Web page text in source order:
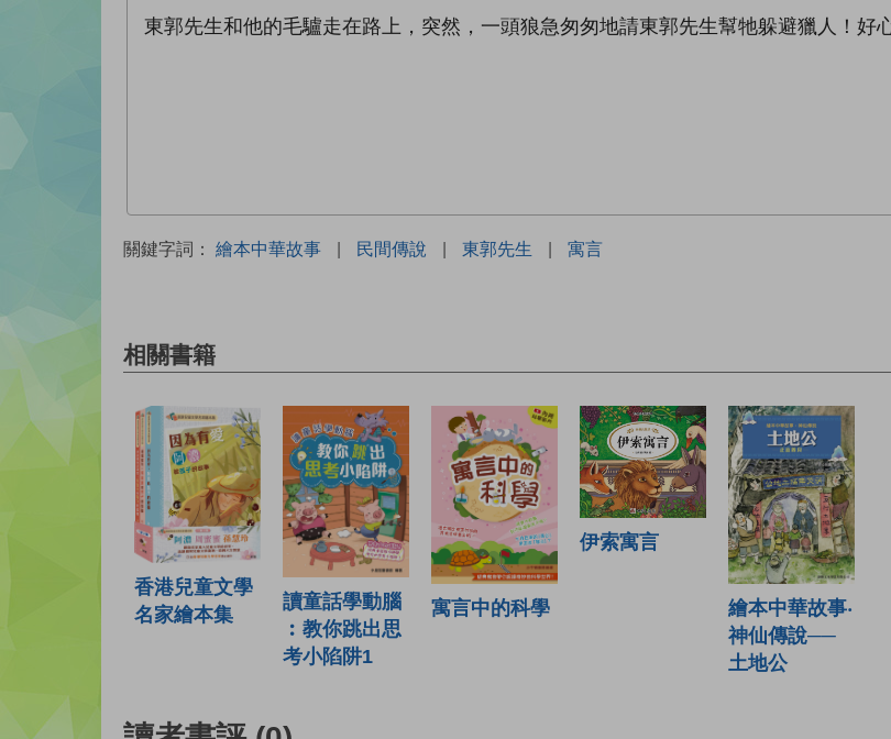
東郭先生和他的毛驢走在路上，突然，一頭狼急匆匆地請東郭先生幫牠躲避獵人！好
關鍵字詞： 繪本中華故事 | 民間傳說 | 東郭先生 | 寓言
相關書籍
香港兒童文學
名家繪本集
讀童話學動腦
︰教你跳出思
考小陷阱1
寓言中的科學
伊索寓言
繪本中華故事‧
神仙傳說──
土地公